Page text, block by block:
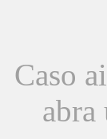
Caso
abra